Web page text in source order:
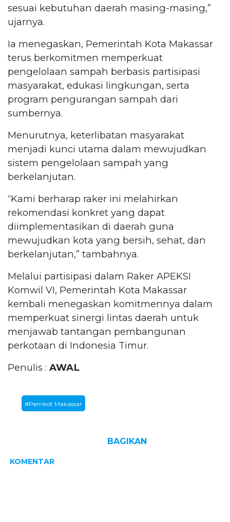
sesuai kebutuhan daerah masing-masing,”
ujarnya.
Ia menegaskan, Pemerintah Kota Makassar
terus berkomitmen memperkuat
pengelolaan sampah berbasis partisipasi
masyarakat, edukasi lingkungan, serta
program pengurangan sampah dari
sumbernya.
Menurutnya, keterlibatan masyarakat
menjadi kunci utama dalam mewujudkan
sistem pengelolaan sampah yang
berkelanjutan.
“Kami berharap raker ini melahirkan
rekomendasi konkret yang dapat
diimplementasikan di daerah guna
mewujudkan kota yang bersih, sehat, dan
berkelanjutan,” tambahnya.
Melalui partisipasi dalam Raker APEKSI
Komwil VI, Pemerintah Kota Makassar
kembali menegaskan komitmennya dalam
memperkuat sinergi lintas daerah untuk
menjawab tantangan pembangunan
perkotaan di Indonesia Timur.
Penulis : AWAL
#Pemkot Makassar
BAGIKAN
KOMENTAR